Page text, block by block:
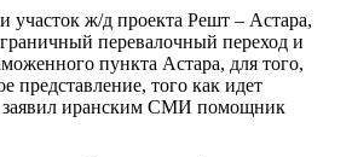
участок ж/д проекта Решт – Астара,
перевалочный переход и
пункта Астара, для того,
представление, того как идет
заявил иранским СМИ помощник